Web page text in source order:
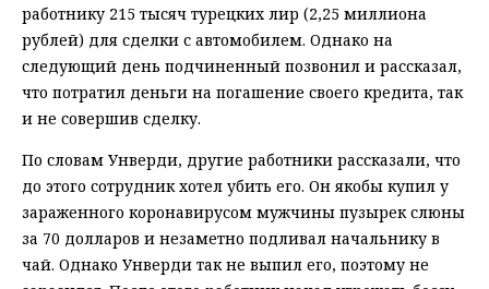
работнику 215 тысяч турецких лир (2,25 миллиона
рублей) для сделки с автомобилем. Однако на
следующий день подчиненный позвонил и рассказал,
что потратил деньги на погашение своего кредита, так
и не совершив сделку.
По словам Унверди, другие работники рассказали, что
до этого сотрудник хотел убить его. Он якобы купил у
зараженного коронавирусом мужчины пузырек слюны
за 70 долларов и незаметно подливал начальнику в
чай. Однако Унверди так не выпил его, поэтому не